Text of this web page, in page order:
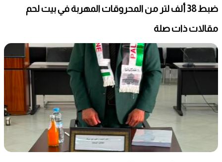
ضبط 38 ألف لتر من المحروقات المهربة في بيت لحم
مقالات ذات صلة